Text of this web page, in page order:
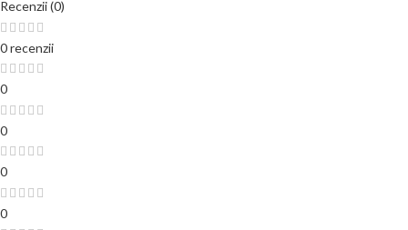
Recenzii (0)
0 recenzii
0
0
0
0